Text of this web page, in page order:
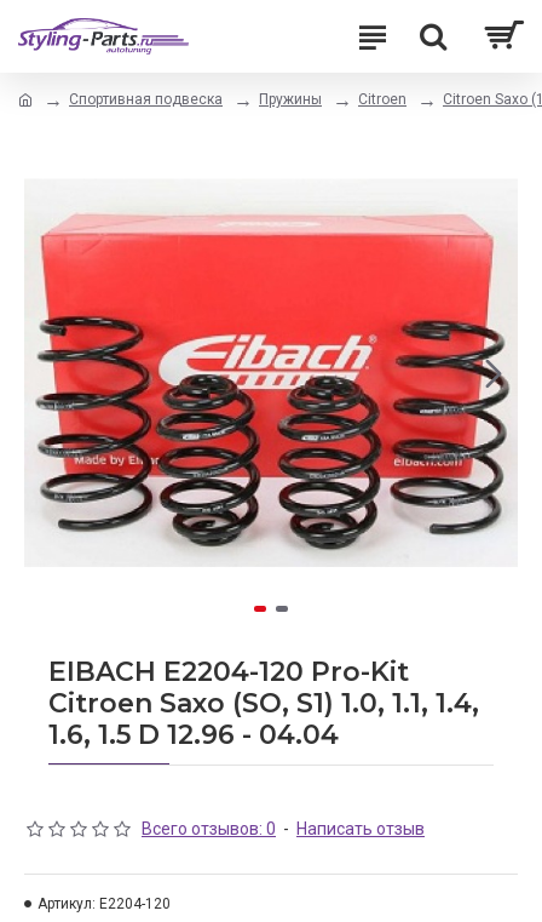
Спортивная подвеска Пружины Citroen Citroen Saxo
EIBACH E2204-120 Pro-Kit
Citroen Saxo (SO, S1) 1.0, 1.1, 1.4,
1.6, 1.5 D 12.96 - 04.04
Всего отзывов: 0 - Написать отзыв
Артикул: E2204-120